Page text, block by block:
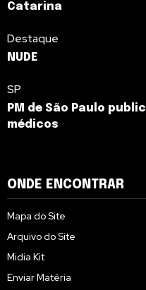
Catarina
Destaque
NUDE
SP
PM de São Paulo
médicos
ONDE ENCONTRAR
Mapa do Site
Arquivo do Site
Midia Kit
Enviar Matéria